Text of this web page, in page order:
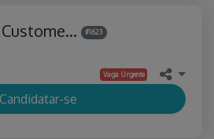
#1623
Vaga Urgente
Candidatar-se